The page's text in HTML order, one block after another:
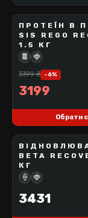
SCIENCE IN SPORT
АКЦІЯ!
ПРОТЕЇН В
SIS REGO
1.5 КГ
🍫 🍓
3399₴ -6%
3199
Обрати
SCIENCE IN SPORT
НОВИНКА!
BETA
КГ
🍦 🍓
3431